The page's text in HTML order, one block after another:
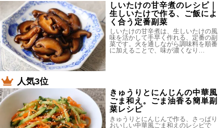
しいたけの甘辛煮のレシピ｜
生しいたけで作る、ご飯によ
く合う定番副菜
しいたけの甘辛煮は、生しいたけの風
味を活かして手早く作れる、定番の副
菜です。火を通しながら調味料を順番
に加えることで、味が濃くなり…
人気3位
きゅうりとにんじんの中華風
ごま和え。ごま油香る簡単副
菜レシピ
きゅうりとにんじんで作る、さっぱり
おいしい中華風ごま和えのレシピで